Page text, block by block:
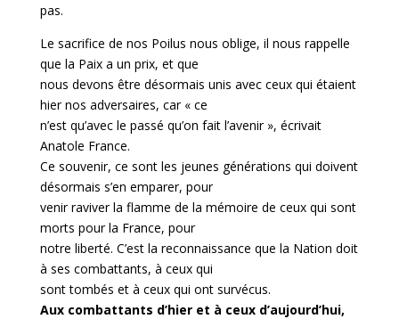
pas.
Le sacrifice de nos Poilus nous oblige, il nous rappelle
que la Paix a un prix, et que
nous devons être désormais unis avec ceux qui étaient
hier nos adversaires, car « ce
n’est qu’avec le passé qu’on fait l’avenir », écrivait
Anatole France.
Ce souvenir, ce sont les jeunes générations qui doivent
désormais s’en emparer, pour
venir raviver la flamme de la mémoire de ceux qui sont
morts pour la France, pour
notre liberté. C’est la reconnaissance que la Nation doit
à ses combattants, à ceux qui
sont tombés et à ceux qui ont survécus.
Aux combattants d’hier et à ceux d’aujourd’hui,